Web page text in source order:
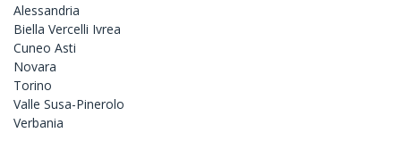
Alessandria
Biella Vercelli Ivrea
Cuneo Asti
Novara
Torino
Valle Susa-Pinerolo
Verbania